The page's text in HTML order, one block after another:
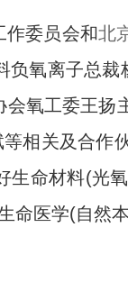
作委员会和北
负氧离子总裁
氧工委王
相关及合作
命材料(光
命医学(自然